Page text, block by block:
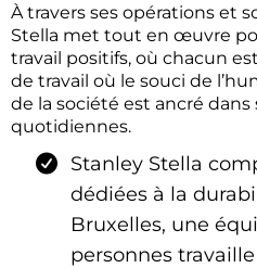
À travers ses opérations et
Stella met tout en œuvre
travail positifs, où chacun
de travail où le souci de
de la société est ancré
quotidiennes.
Stanley Stella
dédiées à la
Bruxelles, une
personnes